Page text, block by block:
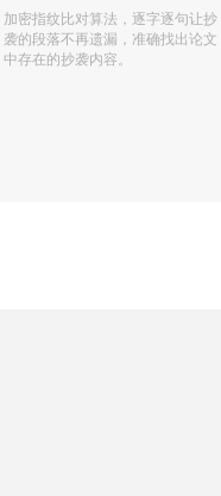
加密指纹比对算法，逐字逐句让抄
袭的段落不再遗漏，准确找出论文
中存在的抄袭内容。